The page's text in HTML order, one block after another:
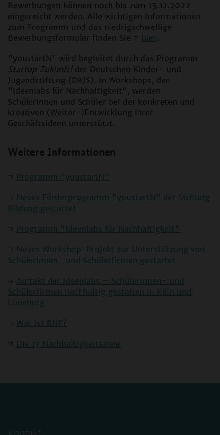
Bewerbungen können noch bis zum 15.12.2022
eingereicht werden. Alle wichtigen Informationen
zum Programm und das niedrigschwellige
Bewerbungsformular finden Sie
hier.
"youstartN" wird begleitet durch das Programm
Startup Zukunft!der Deutschen Kinder- und
Jugendstiftung (DKJS). In Workshops, den
"Ideenlabs für Nachhaltigkeit", werden
Schülerinnen und Schüler bei der konkreten und
kreativen (Weiter-)Entwicklung ihrer
Geschäftsideen unterstützt.
Weitere Informationen
Programm "youstartN"
Neues Förderprogramm "youstartN" der Stiftung
Bildung gestartet
Programm "Ideenlabs für Nachhaltigkeit"
Neues Workshop-Projekt zur Unterstützung von
Schülerinnen- und Schülerfirmen gestartet
Auftakt der Ideenlabs – Schülerinnen- und
Schülerfirmen nachhaltig gestalten in Köln und
Lüneburg
Was ist BNE?
Die 17 Nachhaltigkeitsziele
Kontakt